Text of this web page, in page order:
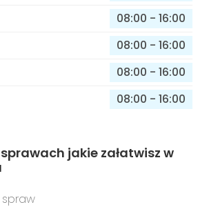
08:00 - 16:00
08:00 - 16:00
08:00 - 16:00
08:00 - 16:00
jakie załatwisz w